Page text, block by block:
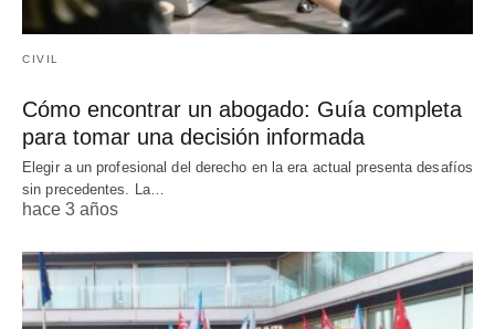
CIVIL
Cómo encontrar un abogado: Guía completa
para tomar una decisión informada
Elegir a un profesional del derecho en la era actual presenta desafíos
sin precedentes. La…
hace 3 años